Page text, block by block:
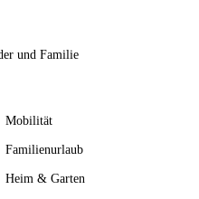
und Familie
Mobilität
Familienurlaub
Heim & Garten